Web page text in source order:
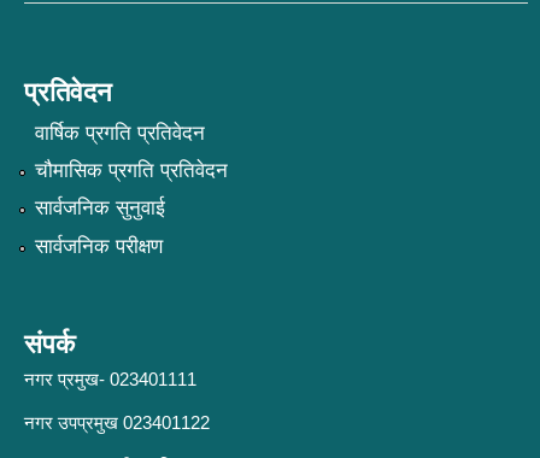
प्रतिवेदन
वार्षिक प्रगति प्रतिवेदन
चौमासिक प्रगति प्रतिवेदन
सार्वजनिक सुनुवाई
सार्वजनिक परीक्षण
संपर्क
नगर प्रमुख- 023401111
नगर उपप्रमुख 023401122